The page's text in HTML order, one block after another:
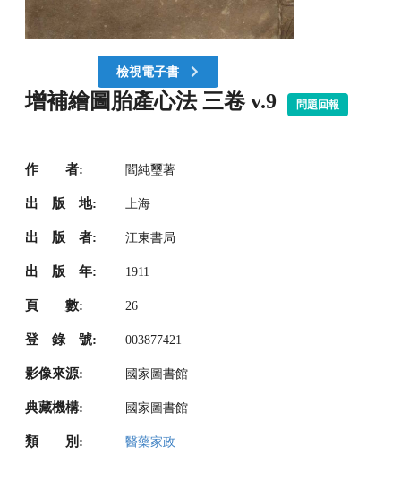
檢視電子書
增補繪圖胎產心法 三卷 v.9 問題回報
作 者: 閻純璽著
出 版 地: 上海
出 版 者: 江東書局
出 版 年: 1911
頁 數: 26
登 錄 號: 003877421
影像來源: 國家圖書館
典藏機構: 國家圖書館
類 別: 醫藥家政